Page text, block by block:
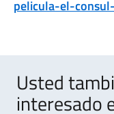
pelicula-el-
Usted
interesado